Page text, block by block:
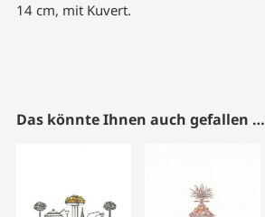
14 cm, mit Kuvert.
Das könnte Ihnen auch gefallen …